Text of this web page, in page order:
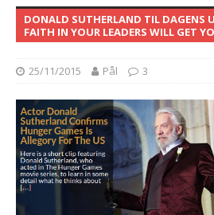
DONALD SUTHERLAND TIL DAGENS
FAITH IN YOUR LEADERS WILL GET
25/11/2015 Pål 3